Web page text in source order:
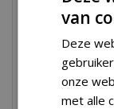
van deze
snijbloem. Zo
schoonheid
van
Deze
onze
met alle